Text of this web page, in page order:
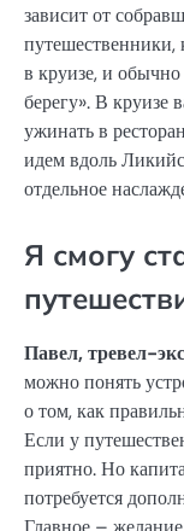
зависит от
путешественники,
в круизе, и
берегу». В круизе
ужинать в
идем вдоль
отдельное
Я смогу
Павел, тревел-
можно понять
о том, как
Если у
приятно. Но
потребуется